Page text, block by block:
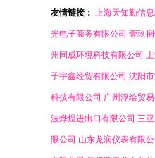
友情链接： 上海天知勤信
光电子商务有限公司 壹玖
州同成环境科技有限公司
子宇鑫经贸有限公司 沈阳
科技有限公司 广州淳绘贸
波烨煜进出口有限公司 三
限公司 山东龙润仪表有限公